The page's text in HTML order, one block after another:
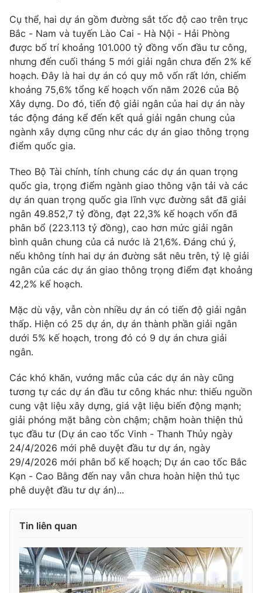
Tư vấn
Chuyên mục khác
Emagazine Podcast
Photo Infographic
Video Shorts video
VTV Money
VTV Sức khoẻ Bất động sản
Thị trường 24h Tấm lòng Việt
VTV4 Vươn mình bằng AI
VTV9
Liên hệ tòa soạn English
THỜI BÁO VTV
Theo dõi báo trên
Cơ quan chủ quản:Đài Truyền hình Việt Nam
Cơ quan báo chí: Thời báo VTV
cấp ngày 29/12/2023
Phó Tổng Biên tập:Nguyễn Thị Mỹ Hạnh, Phạm Quốc Thắng,
Nguyễn Trọng Ninh
Tổng đài VTV:024.38 355 931 - 024.38 355 932
Cụ thể, hai dự án gồm đường sắt tốc độ cao trên trục
Bắc - Nam và tuyến Lào Cai - Hà Nội - Hải Phòng
được bố trí khoảng 101.000 tỷ đồng vốn đầu tư công,
nhưng đến cuối tháng 5 mới giải ngân chưa đến 2% kế
hoạch. Đây là hai dự án có quy mô vốn rất lớn, chiếm
khoảng 75,6% tổng kế hoạch vốn năm 2026 của Bộ
Xây dựng. Do đó, tiến độ giải ngân của hai dự án này
tác động đáng kể đến kết quả giải ngân chung của
ngành xây dựng cũng như các dự án giao thông trọng
điểm quốc gia.
Theo Bộ Tài chính, tính chung các dự án quan trọng
quốc gia, trọng điểm ngành giao thông vận tải và các
dự án quan trọng quốc gia lĩnh vực đường sắt đã giải
ngân 49.852,7 tỷ đồng, đạt 22,3% kế hoạch vốn đã
phân bổ (223.113 tỷ đồng), cao hơn mức giải ngân
bình quân chung của cả nước là 21,6%. Đáng chú ý,
nếu không tính hai dự án đường sắt nêu trên, tỷ lệ giải
ngân của các dự án giao thông trọng điểm đạt khoảng
42,2% kế hoạch.
Mặc dù vậy, vẫn còn nhiều dự án có tiến độ giải ngân
thấp. Hiện có 25 dự án, dự án thành phần giải ngân
dưới 5% kế hoạch, trong đó có 9 dự án chưa giải
ngân.
Các khó khăn, vướng mắc của các dự án này cũng
tương tự các dự án đầu tư công khác như: thiếu nguồn
cung vật liệu xây dựng, giá vật liệu biến động mạnh;
giải phóng mặt bằng còn chậm; chậm hoàn thiện thủ
tục đầu tư (Dự án cao tốc Vinh - Thanh Thủy ngày
24/4/2026 mới phê duyệt đầu tư dự án, ngày
29/4/2026 mới phân bổ kế hoạch; Dự án cao tốc Bắc
Kạn - Cao Bằng đến nay vẫn chưa hoàn hiện thủ tục
phê duyệt đầu tư dự án)...
Tin liên quan